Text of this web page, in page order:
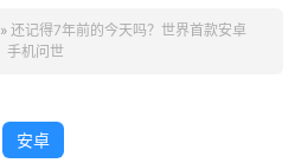
» 还记得7年前的今天吗？世界首款安卓
手机问世
安卓